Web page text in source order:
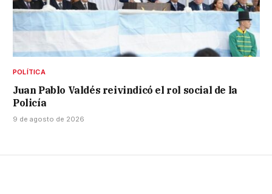
POLÍTICA
Juan Pablo Valdés reivindicó el rol social de la
Policía
9 de agosto de 2026